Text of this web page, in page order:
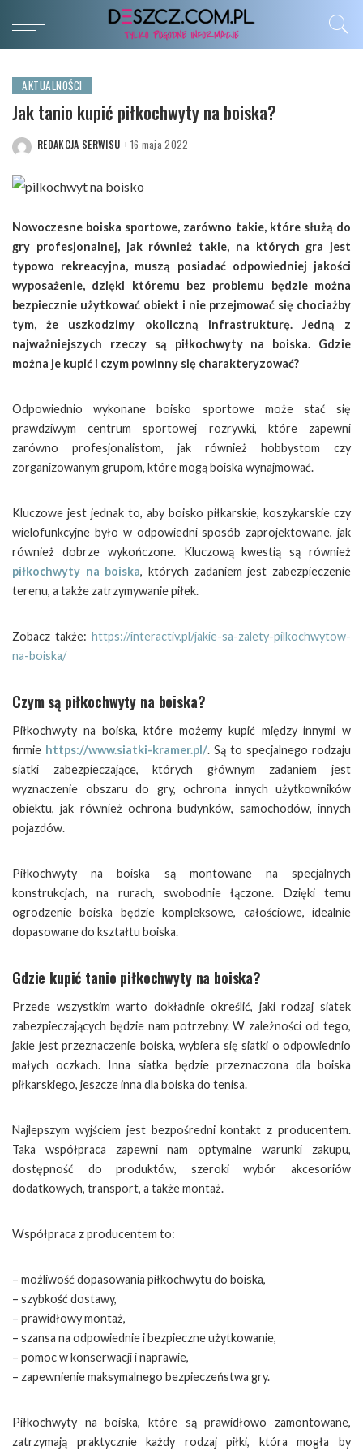
AKTUALNOŚCI
Jak tanio kupić piłkochwyty na boiska?
POSTED
REDAKCJA SERWISU 16 maja 2022
Nowoczesne boiska sportowe, zarówno takie, które służą do
gry profesjonalnej, jak również takie, na których gra jest
typowo rekreacyjna, muszą posiadać odpowiedniej jakości
wyposażenie, dzięki któremu bez problemu będzie można
bezpiecznie użytkować obiekt i nie przejmować się chociażby
tym, że uszkodzimy okoliczną infrastrukturę. Jedną z
najważniejszych rzeczy są piłkochwyty na boiska. Gdzie
można je kupić i czym powinny się charakteryzować?
Odpowiednio wykonane boisko sportowe może stać się
prawdziwym centrum sportowej rozrywki, które zapewni
zarówno profesjonalistom, jak również hobbystom czy
zorganizowanym grupom, które mogą boiska wynajmować.
Kluczowe jest jednak to, aby boisko piłkarskie, koszykarskie czy
wielofunkcyjne było w odpowiedni sposób zaprojektowane, jak
również dobrze wykończone. Kluczową kwestią są również
piłkochwyty na boiska, których zadaniem jest zabezpieczenie
terenu, a także zatrzymywanie piłek.
Zobacz także: https://interactiv.pl/jakie-sa-zalety-pilkochwytow-
na-boiska/
Czym są piłkochwyty na boiska?
Piłkochwyty na boiska, które możemy kupić między innymi w
firmie https://www.siatki-kramer.pl/. Są to specjalnego rodzaju
siatki zabezpieczające, których głównym zadaniem jest
wyznaczenie obszaru do gry, ochrona innych użytkowników
obiektu, jak również ochrona budynków, samochodów, innych
pojazdów.
Piłkochwyty na boiska są montowane na specjalnych
konstrukcjach, na rurach, swobodnie łączone. Dzięki temu
ogrodzenie boiska będzie kompleksowe, całościowe, idealnie
dopasowane do kształtu boiska.
Gdzie kupić tanio piłkochwyty na boiska?
Przede wszystkim warto dokładnie określić, jaki rodzaj siatek
zabezpieczających będzie nam potrzebny. W zależności od tego,
jakie jest przeznaczenie boiska, wybiera się siatki o odpowiednio
małych oczkach. Inna siatka będzie przeznaczona dla boiska
piłkarskiego, jeszcze inna dla boiska do tenisa.
Najlepszym wyjściem jest bezpośredni kontakt z producentem.
Taka współpraca zapewni nam optymalne warunki zakupu,
dostępność do produktów, szeroki wybór akcesoriów
dodatkowych, transport, a także montaż.
Współpraca z producentem to:
– możliwość dopasowania piłkochwytu do boiska,
– szybkość dostawy,
– prawidłowy montaż,
– szansa na odpowiednie i bezpieczne użytkowanie,
– pomoc w konserwacji i naprawie,
– zapewnienie maksymalnego bezpieczeństwa gry.
Piłkochwyty na boiska, które są prawidłowo zamontowane,
zatrzymają praktycznie każdy rodzaj piłki, która mogła by